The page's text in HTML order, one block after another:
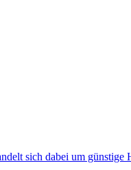
sich dabei um